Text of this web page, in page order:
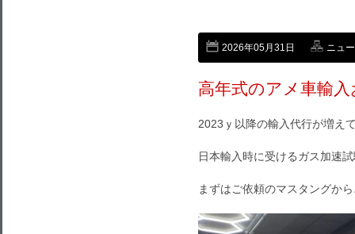
2026年05月31日 ニュ
高年式のアメ車輸
2023ｙ以降の輸入代行が増え
日本輸入時に受けるガス加速
まずはご依頼のマスタングから